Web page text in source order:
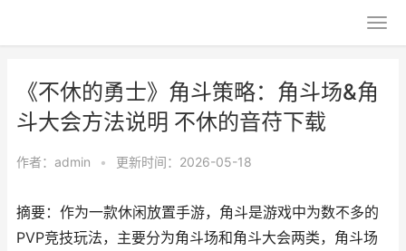
《不休的勇士》角斗策略：角斗场&角
斗大会方法说明 不休的音苻下载
作者： admin • 更新时间：2026-05-18
摘要：作为一款休闲放置手游，角斗是游戏中为数不多的
PVP竞技玩法，主要分为角斗场和角斗大会两类，角斗场